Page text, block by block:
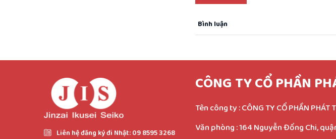
Bình luận
Liên hệ đăng ký đi Nhật: 09 8595 3268
CÔNG TY CỔ PHẦN
Tên công ty :CÔNG TY CỔ PHẦN PHÁT
Văn phòng : 164 Nguyễn Đổng Chi,